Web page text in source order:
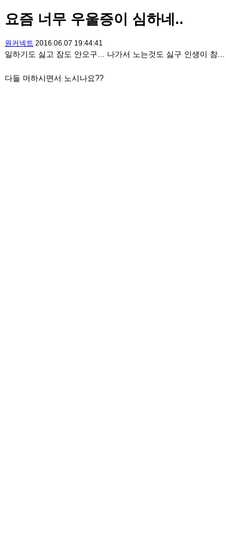
요즘 너무 우울증이 심하네..
원커넥트 2016.06.07 19:44:41
일하기도 싫고 잠도 안오구... 나가서 노는것도 싫구 인생이 참...
다들 머하시면서 노시나요??